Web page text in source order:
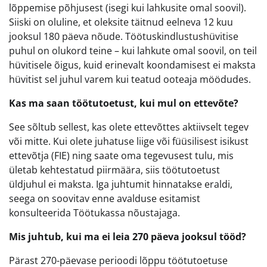
lõppemise põhjusest (isegi kui lahkusite omal soovil).
Siiski on oluline, et oleksite täitnud eelneva 12 kuu
jooksul 180 päeva nõude. Töötuskindlustushüvitise
puhul on olukord teine – kui lahkute omal soovil, on teil
hüvitisele õigus, kuid erinevalt koondamisest ei maksta
hüvitist sel juhul varem kui teatud ooteaja möödudes.
Kas ma saan töötutoetust, kui mul on ettevõte?
See sõltub sellest, kas olete ettevõttes aktiivselt tegev
või mitte. Kui olete juhatuse liige või füüsilisest isikust
ettevõtja (FIE) ning saate oma tegevusest tulu, mis
ületab kehtestatud piirmäära, siis töötutoetust
üldjuhul ei maksta. Iga juhtumit hinnatakse eraldi,
seega on soovitav enne avalduse esitamist
konsulteerida Töötukassa nõustajaga.
Mis juhtub, kui ma ei leia 270 päeva jooksul tööd?
Pärast 270-päevase perioodi lõppu töötutoetuse